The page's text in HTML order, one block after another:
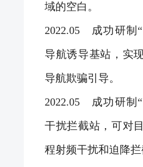
域的空白。
2022.05 成功研制
导航诱导基站，实
导航欺骗引导。
2022.05 成功研制
干扰拦截站，可对
程射频干扰和迫降拦